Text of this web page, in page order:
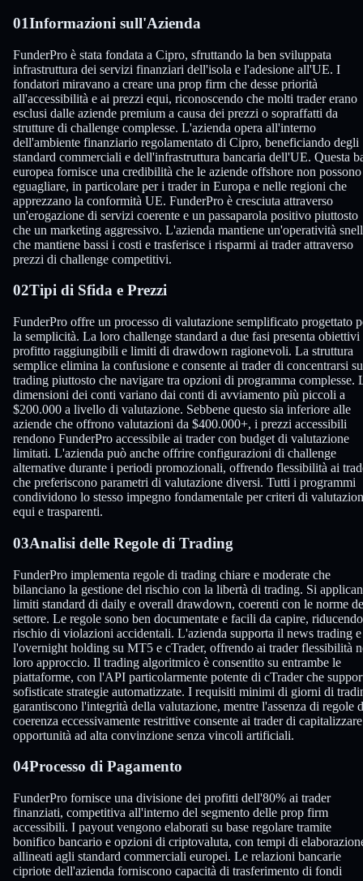
01Informazioni sull'Azienda
FunderPro è stata fondata a Cipro, sfruttando la ben sviluppata
infrastruttura dei servizi finanziari dell'isola e l'adesione all'UE. I
fondatori miravano a creare una prop firm che desse priorità
all'accessibilità e ai prezzi equi, riconoscendo che molti trader erano
esclusi dalle aziende premium a causa dei prezzi o sopraffatti da
strutture di challenge complesse. L'azienda opera all'interno
dell'ambiente finanziario regolamentato di Cipro, beneficiando degli
standard commerciali e dell'infrastruttura bancaria dell'UE. Questa
europea fornisce una credibilità che le aziende offshore non possono
eguagliare, in particolare per i trader in Europa e nelle regioni che
apprezzano la conformità UE. FunderPro è cresciuta attraverso
un'erogazione di servizi coerente e un passaparola positivo piuttosto
che un marketing aggressivo. L'azienda mantiene un'operatività
che mantiene bassi i costi e trasferisce i risparmi ai trader attraverso
prezzi di challenge competitivi.
02Tipi di Sfida e Prezzi
FunderPro offre un processo di valutazione semplificato progettato
la semplicità. La loro challenge standard a due fasi presenta obiettivi
profitto raggiungibili e limiti di drawdown ragionevoli. La struttura
semplice elimina la confusione e consente ai trader di concentrarsi
trading piuttosto che navigare tra opzioni di programma complesse.
dimensioni dei conti variano dai conti di avviamento più piccoli a
$200.000 a livello di valutazione. Sebbene questo sia inferiore alle
aziende che offrono valutazioni da $400.000+, i prezzi accessibili
rendono FunderPro accessibile ai trader con budget di valutazione
limitati. L'azienda può anche offrire configurazioni di challenge
alternative durante i periodi promozionali, offrendo flessibilità ai
che preferiscono parametri di valutazione diversi. Tutti i programmi
condividono lo stesso impegno fondamentale per criteri di
equi e trasparenti.
03Analisi delle Regole di Trading
FunderPro implementa regole di trading chiare e moderate che
bilanciano la gestione del rischio con la libertà di trading. Si
limiti standard di daily e overall drawdown, coerenti con le norme
settore. Le regole sono ben documentate e facili da capire,
rischio di violazioni accidentali. L'azienda supporta il news trading e
l'overnight holding su MT5 e cTrader, offrendo ai trader flessibilità
loro approccio. Il trading algoritmico è consentito su entrambe le
piattaforme, con l'API particolarmente potente di cTrader che
sofisticate strategie automatizzate. I requisiti minimi di giorni di
garantiscono l'integrità della valutazione, mentre l'assenza di regole
coerenza eccessivamente restrittive consente ai trader di
opportunità ad alta convinzione senza vincoli artificiali.
04Processo di Pagamento
FunderPro fornisce una divisione dei profitti dell'80% ai trader
finanziati, competitiva all'interno del segmento delle prop firm
accessibili. I payout vengono elaborati su base regolare tramite
bonifico bancario e opzioni di criptovaluta, con tempi di
allineati agli standard commerciali europei. Le relazioni bancarie
cipriote dell'azienda forniscono capacità di trasferimento di fondi